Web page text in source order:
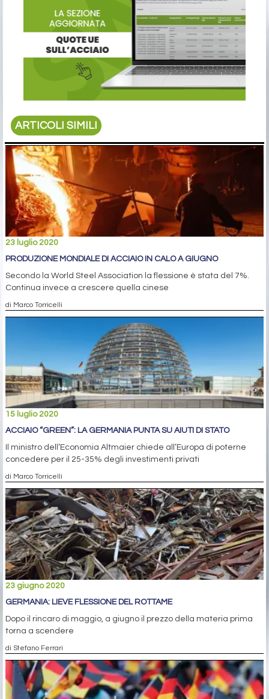
ARTICOLI SIMILI
23 luglio 2020
PRODUZIONE MONDIALE DI ACCIAIO IN CALO A GIUGNO
Secondo la World Steel Association la flessione è stata del 7%.
Continua invece a crescere quella cinese
di Marco Torricelli
15 luglio 2020
ACCIAIO “GREEN”: LA GERMANIA PUNTA SU AIUTI DI STATO
Il ministro dell’Economia Altmaier chiede all’Europa di poterne
concedere per il 25-35% degli investimenti privati
di Marco Torricelli
23 giugno 2020
GERMANIA: LIEVE FLESSIONE DEL ROTTAME
Dopo il rincaro di maggio, a giugno il prezzo della materia prima
torna a scendere
di Stefano Ferrari